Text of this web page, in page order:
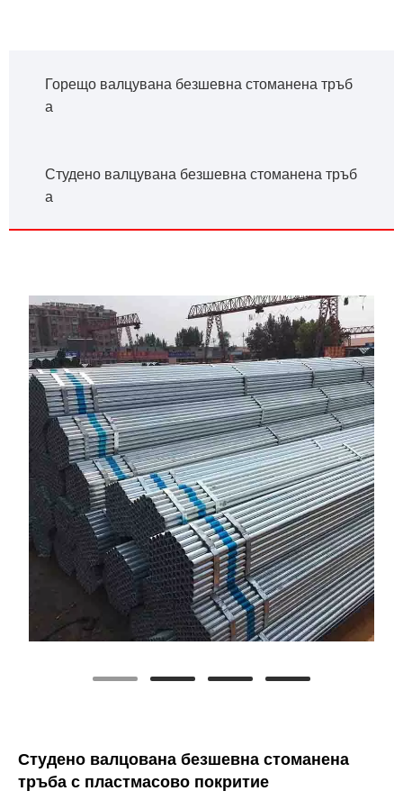
Горещо валцувана безшевна стоманена тръб
а
Студено валцувана безшевна стоманена тръб
а
Студено валцована безшевна стоманена
тръба с пластмасово покритие